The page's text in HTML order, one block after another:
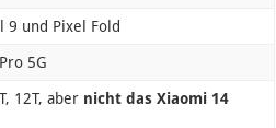
9 und Pixel Fold
5G
12T, aber nicht das Xiaomi 14